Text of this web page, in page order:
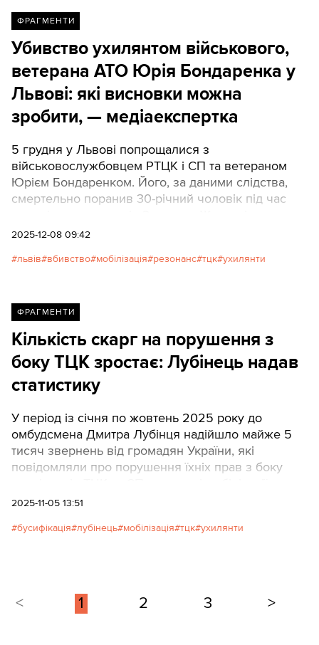
ФРАГМЕНТИ
Убивство ухилянтом військового,
ветерана АТО Юрія Бондаренка у
Львові: які висновки можна
зробити, — медіаекспертка
5 грудня у Львові попрощалися з
військовослужбовцем РТЦК і СП та ветераном
Юрієм Бондаренком. Його, за даними слідства,
смертельно поранив 30-річний чоловік під час
медіаекспертка Тетяна Трощинська на своїй
суспільство та ЗМІ відреагували на цю
2025-12-08 09:42
львів вбивство мобілізація резонанс тцк ухилянти
ФРАГМЕНТИ
Кількість скарг на порушення з
боку ТЦК зростає: Лубінець надав
статистику
У період із січня по жовтень 2025 року до
омбудсмена Дмитра Лубінця надійшло майже 5
тисяч звернень від громадян України, які
повідомляли про порушення їхніх прав з боку
2025-11-05 13:51
бусифікація лубінець мобілізація тцк ухилянти
< 1 2 3 >